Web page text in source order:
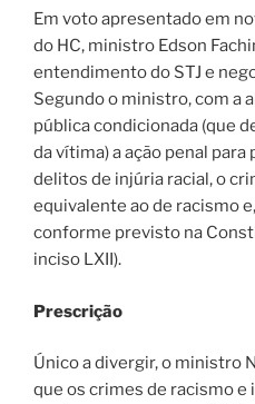
Em voto apresentado em
do HC, ministro Edson
entendimento do STJ e
Segundo o ministro, com a
pública condicionada (que
da vítima) a ação penal
delitos de injúria racial, o
equivalente ao de racismo
conforme previsto na
inciso LXII).
Prescrição
Único a divergir, o ministro
que os crimes de racismo e